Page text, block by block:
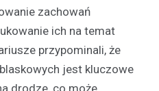
zachowań
ich na temat
przypominali, że
jest kluczowe
drodze, co może